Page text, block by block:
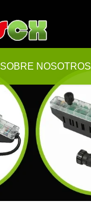
SOBRE NOSOTROS